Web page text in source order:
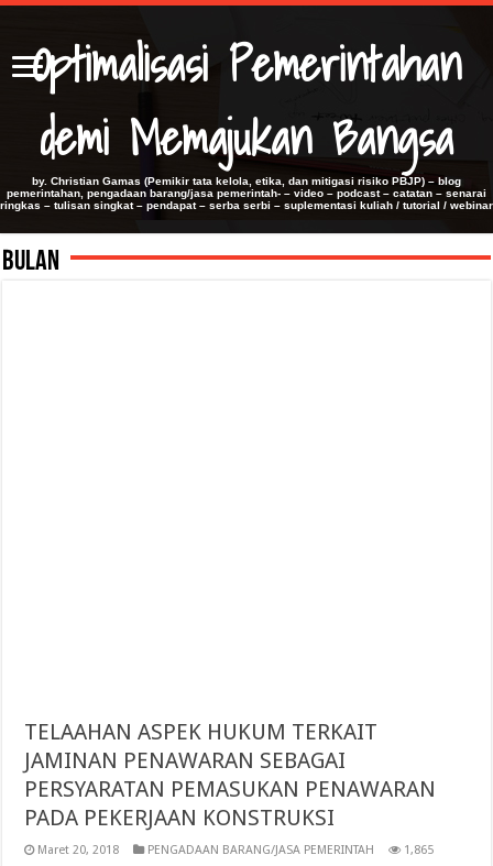
Optimalisasi Pemerintahan
demi Memajukan Bangsa
by. Christian Gamas (Pemikir tata kelola, etika, dan mitigasi risiko PBJP) – blog
pemerintahan, pengadaan barang/jasa pemerintah- – video – podcast – catatan – senarai
ringkas – tulisan singkat – pendapat – serba serbi – suplementasi kuliah / tutorial / webinar
Bulan
TELAAHAN ASPEK HUKUM TERKAIT
JAMINAN PENAWARAN SEBAGAI
PERSYARATAN PEMASUKAN PENAWARAN
PADA PEKERJAAN KONSTRUKSI
Maret 20, 2018 PENGADAAN BARANG/JASA PEMERINTAH 1,865